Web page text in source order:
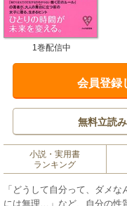
1巻配信中
会員登録
無料立読み
小説・実用書
ランキング
「どうして自分って、ダメ
には無理…」など、自分の性